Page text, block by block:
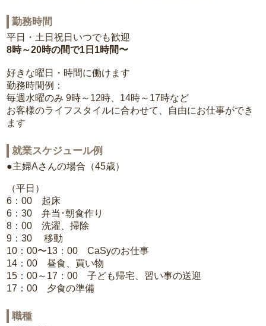
勤務時間
平日・土日祝日いつでも歓迎
8時～20時の間で1日1時間〜
好きな曜日・時間に働けます
勤務時間例：
毎週水曜のみ 9時～12時、14時～17時など
お客様のライフスタイルに合わせて、自由にお仕事ができ
ます
就業スケジュール例
●主婦Aさんの場合（45歳）
（平日）
6：00 起床
6：30 弁当･朝食作り
8：00 洗濯、掃除
9：30 移動
10：00〜13：00 CaSyのお仕事
14：00 昼食、買い物
15：00～17：00 子ども帰宅、習い事の送迎
17：00 夕食の準備
職種